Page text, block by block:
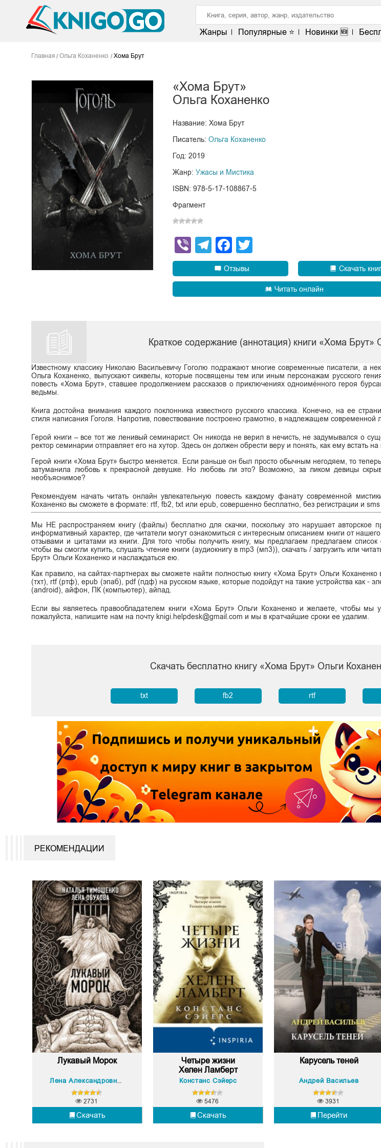
Жанры Популярные ⭐ Новинки 🆕
Главная Ольга Коханенко Хома Брут
«Хома Брут»
Ольга Коханенко
Название: Хома Брут
Писатель: Ольга Коханенко
Год: 2019
Жанр: Ужасы и Мистика
ISBN: 978-5-17-108867-5
Фрагмент
ViberTelegram
Facebook
Отзывы Скачать
Читать онлайн
Краткое содержание (аннотация) книги «Хома Брут»
Известному классику Николаю Васильевичу Гоголю подражают многие современные писатели, а
Ольга Коханенко, выпускают сиквелы, которые посвящены тем или иным персонажам русского
повесть «Хома Брут», ставшее продолжением рассказов о приключениях одноимённого героя
ведьмы.
Книга достойна внимания каждого поклонника известного русского классика. Конечно, на ее
стиля написания Гоголя. Напротив, повествование построено грамотно, в надлежащем современной
Герой книги – все тот же ленивый семинарист. Он никогда не верил в нечисть, не задумывался о
ректор семинарии отправляет его на хутор. Здесь он должен обрести веру и понять, как ему встать на
Герой книги «Хома Брут» быстро меняется. Если раньше он был просто обычным негодяем, то
затуманила любовь к прекрасной девушке. Но любовь ли это? Возможно, за ликом девицы
необъяснимое?
Рекомендуем начать читать онлайн увлекательную повесть каждому фанату современной
Коханенко вы сможете в формате: rtf, fb2, txt или epub, совершенно бесплатно, без регистрации и sms
Мы НЕ распространяем книгу (файлы) бесплатно для скачки, поскольку это нарушает авторское
информативный характер, где читатели могут ознакомиться с интересным описанием книги от нашего
отзывами и цитатами из книги. Для того чтобы получить книгу, мы предлагаем предлагаем список
чтобы вы смогли купить, слушать чтение книги (аудиокнигу в mp3 (мп3)), скачать / загрузить или
Брут» Ольги Коханенко и наслаждаться ею.
Как правило, на сайтах-партнерах вы сможете найти полностью книгу «Хома Брут» Ольги
(тхт), rtf (ртф), epub (эпаб), pdf (пдф) на русском языке, которые подойдут на такие устройства как -
(android), айфон, ПК (компьютер), айпад.
Если вы являетесь правообладателем книги «Хома Брут» Ольги Коханенко и желаете, чтобы мы
пожалуйста, напишите нам на почту knigi.helpdesk@gmail.com и мы в кратчайшие сроки ее удалим.
Скачать бесплатно книгу «Хома Брут» Ольги
txt fb2 rtf
РЕКОМЕНДАЦИИ
Лукавый Морок
Лена Александровна Обухова Наталья Тимошенко
Скачать
2731
Четыре жизни
Хелен Ламберт
Констанс Сэйерс
Скачать
5476
Карусель теней
Андрей Васильев
Перейти
3931